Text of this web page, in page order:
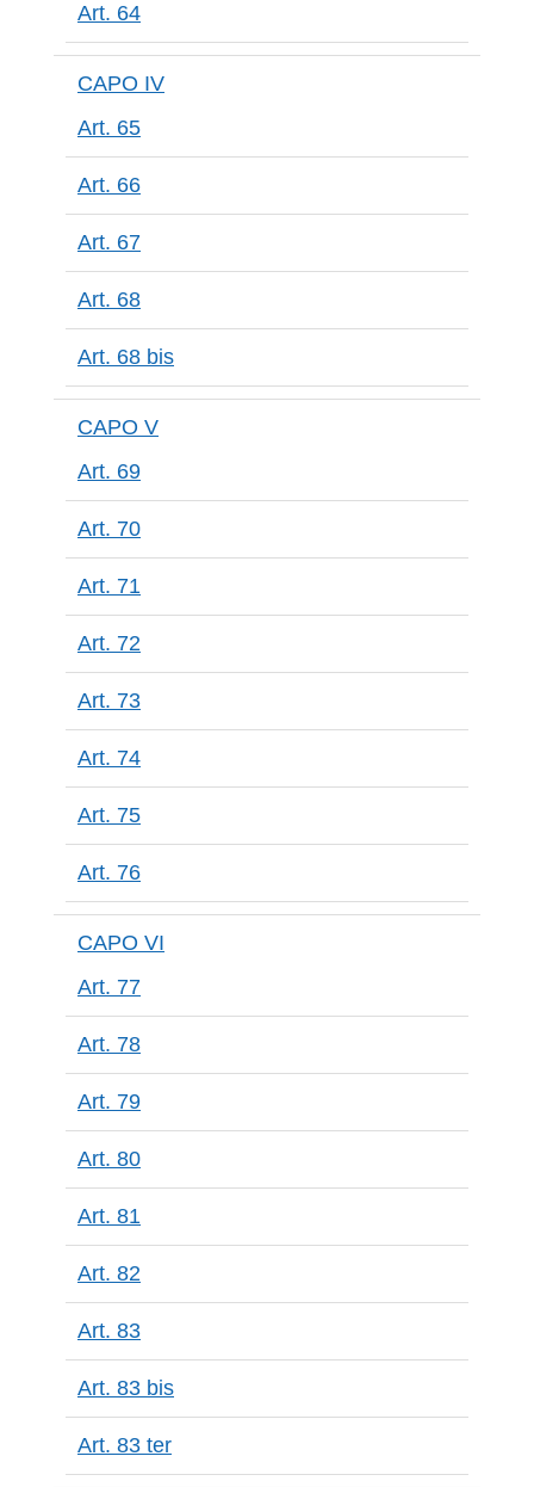
Art. 64
CAPO IV
Art. 65
Art. 66
Art. 67
Art. 68
Art. 68 bis
CAPO V
Art. 69
Art. 70
Art. 71
Art. 72
Art. 73
Art. 74
Art. 75
Art. 76
CAPO VI
Art. 77
Art. 78
Art. 79
Art. 80
Art. 81
Art. 82
Art. 83
Art. 83 bis
Art. 83 ter